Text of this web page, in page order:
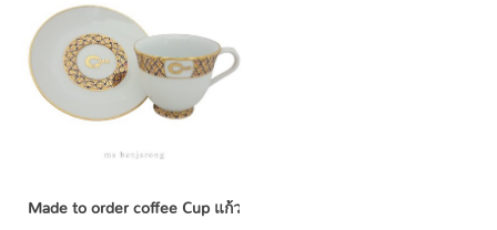
Made to order coffee Cup แก้วกาแฟทำตามแบบเฉพาะ สกรีนลาย